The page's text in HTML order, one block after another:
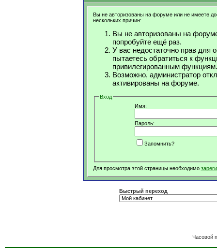
Вы не авторизованы на форуме или не имеете
нескольких причин:
Вы не авторизованы на
попробуйте ещё раз.
У вас недостаточно прав для
пытаетесь обратиться к
привилегированным функциям.
Возможно, администратор
активированы на форуме.
Вход
Имя:
Пароль:
Запомнить?
Для просмотра этой страницы необходимо
Быстрый переход
Часовой